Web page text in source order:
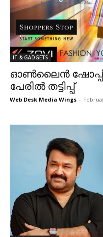
IT & GADGETS
ഓൺലൈൻ
പേരിൽ തട്ടിപ്പ്
Web Desk Media Wings -